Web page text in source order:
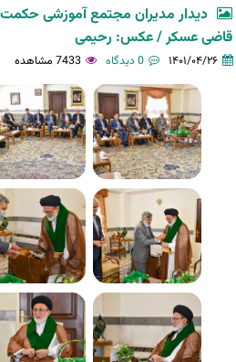
دیدار مدیران مجتمع آموزشی
قاضی عسکر / عکس: رحیمی
۱۴۰۱/۰۴/۲۶ 0 دیدگاه 7433 مشاهده